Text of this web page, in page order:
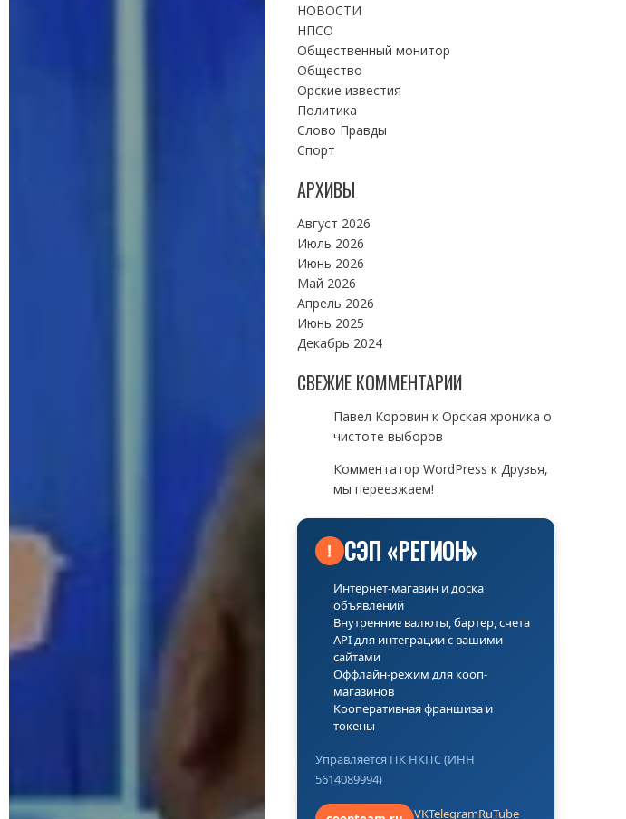
НОВОСТИ
НПСО
Общественный монитор
Общество
Орские известия
Политика
Слово Правды
Спорт
АРХИВЫ
Август 2026
Июль 2026
Июнь 2026
Май 2026
Апрель 2026
Июнь 2025
Декабрь 2024
СВЕЖИЕ КОММЕНТАРИИ
Павел Коровин к Орская хроника о
чистоте выборов
Комментатор WordPress к Друзья,
мы переезжаем!
! СЭП «РЕГИОН»
Интернет-магазин и доска
объявлений
Внутренние валюты, бартер, счета
API для интеграции с вашими
сайтами
Оффлайн-режим для кооп-
магазинов
Кооперативная франшиза и
токены
Управляется ПК НКПС (ИНН
5614089994)
VKTelegramRuTube